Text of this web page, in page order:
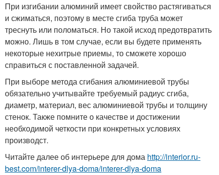
При изгибании алюминий имеет свойство растягиваться
и сжиматься, поэтому в месте сгиба труба может
треснуть или поломаться. Но такой исход предотвратить
можно. Лишь в том случае, если вы будете применять
некоторые нехитрые приемы, то сможете хорошо
справиться с поставленной задачей.
При выборе метода сгибания алюминиевой трубы
обязательно учитывайте требуемый радиус сгиба,
диаметр, материал, вес алюминиевой трубы и толщину
стенок. Также помните о качестве и достижении
необходимой четкости при конкретных условиях
производст.
Читайте далее об интерьере для дома http://interior.ru-
best.com/interer-dlya-doma/interer-dlya-doma